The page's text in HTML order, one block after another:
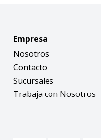
Empresa
Nosotros
Contacto
Sucursales
Trabaja con Nosotros